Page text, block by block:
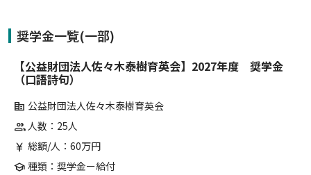
奨学金一覧(一部)
【公益財団法人佐々木泰樹育英会】2027年度 奨学金
（口語詩句）
corporate_fare 公益財団法人佐々木泰樹育英会
group人数：25人
currency_yen 総額/人：60万円
school 種類：奨学金ー給付